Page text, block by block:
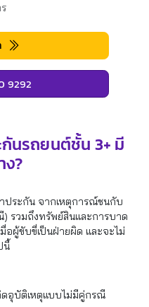
9292
นรถยนต์ชั้น 3+ มี
ง?
ประกัน จากเหตุการณ์ชนกับ
รวมถึงทรัพย์สินและการบาด
อผู้ขับขี่เป็นฝ่ายผิด และจะไม่
นี้
ดอุบัติเหตุแบบไม่มีคู่กรณี